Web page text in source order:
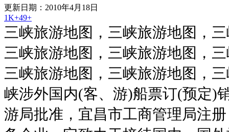
更新日期：2010年4月18日
1K+49+
三峡旅游地图，三峡旅游地图，
三峡旅游地图，三峡旅游地图，
三峡旅游地图，三峡旅游地图，
峡涉外国内(客、游)船票订(预定)
游局批准，宜昌市工商管理局注